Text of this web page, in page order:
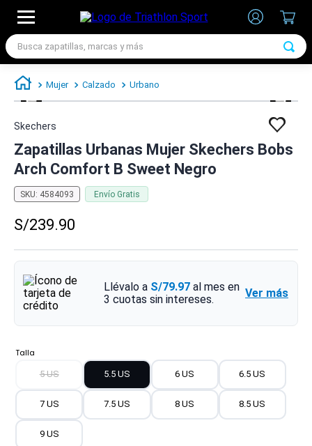
Busca zapatillas, marcas y más
Mujer Calzado Urbano
Skechers
Zapatillas Urbanas Mujer Skechers Bobs
Arch Comfort B Sweet Negro
SKU: 4584093 Envío Gratis
S/239.90
Llévalo a S/79.97 al mes en
3 cuotas sin intereses. Ver más
Talla
5 US 5.5 US 6 US 6.5 US
7 US 7.5 US 8 US 8.5 US
9 US
.
zapatillas adidas hombre
4 .
zapatillas adidas mujer
5.
chimpunes
6.
zapatillas nike hombre